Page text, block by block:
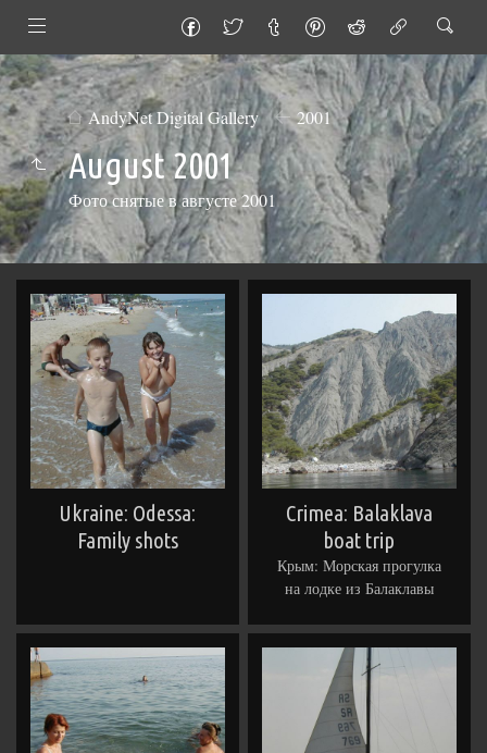
AndyNet Digital Gallery 2001
August 2001
Фото снятые в августе 2001
Ukraine: Odessa:
Family shots
Crimea: Balaklava
boat trip
Крым: Морская прогулка
на лодке из Балаклавы